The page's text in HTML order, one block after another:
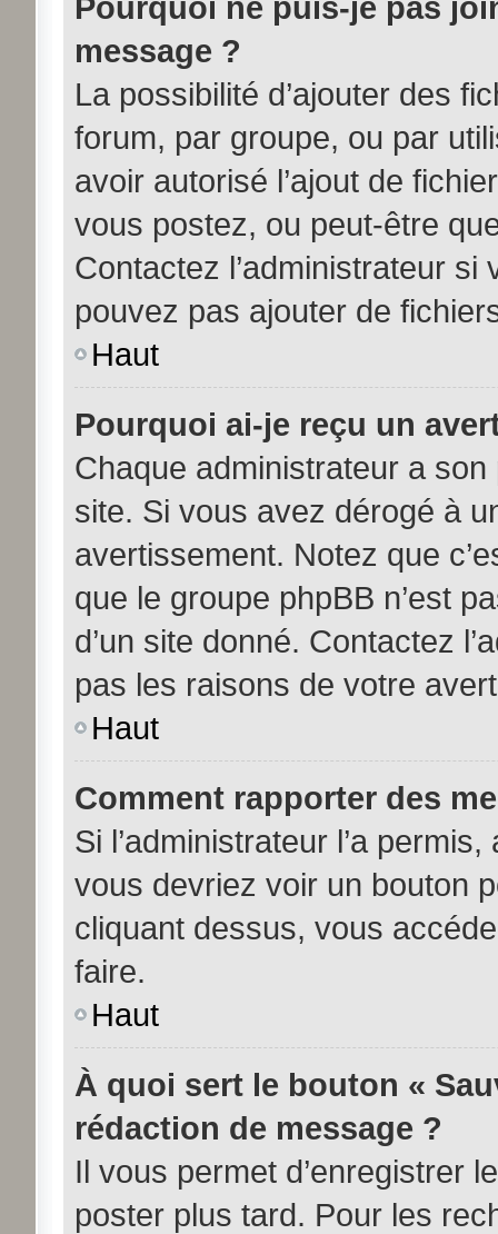
message ?
La possibilité d’ajouter des
forum, par groupe, ou par
avoir autorisé l’ajout de
vous postez, ou peut-être
Contactez l’administrateur
pouvez pas ajouter de
Haut
Pourquoi ai-je reçu un
Chaque administrateur a
site. Si vous avez dérogé à
avertissement. Notez que
que le groupe phpBB n’est
d’un site donné. Contactez
pas les raisons de votre
Haut
Comment rapporter des
Si l’administrateur l’a
vous devriez voir un bouton
cliquant dessus, vous
faire.
Haut
À quoi sert le bouton «
rédaction de message ?
Il vous permet d’enregistrer
poster plus tard. Pour les